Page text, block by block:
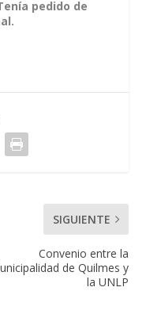
pedido de
SIGUIENTE
Convenio entre la
de Quilmes y
la UNLP